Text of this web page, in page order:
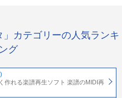
」カテゴリーの人気ランキ
ング
作れる楽譜再生ソフト 楽譜のMIDI再